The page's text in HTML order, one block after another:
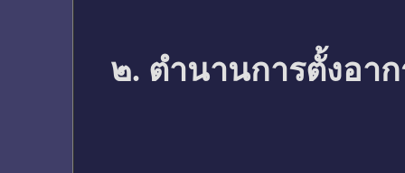
๒. ตำนานการตั้งอา